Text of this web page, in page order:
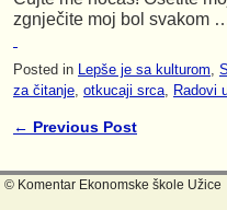
zgnječite moj bol svakom
Posted in Lepše je sa kulturom
za čitanje otkucaji srca Radovi
Post navigation
← Previous Post
© Komentar Ekonomske škole Užice